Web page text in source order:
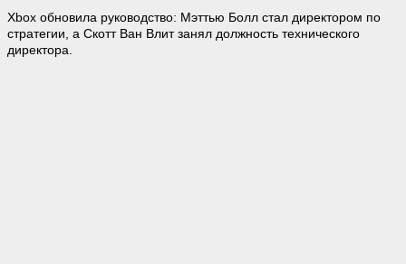
Xbox обновила руководство: Мэттью Болл стал директором по
стратегии, а Скотт Ван Влит занял должность технического
директора.